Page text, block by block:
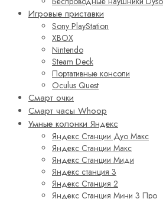
Игровые приставки
Sony PlayStation
XBOX
Nintendo
Steam Deck
Портативные консоли
Oculus Quest
Смарт очки
Смарт часы Whoop
Умные колонки Яндекс
Яндекс Станции Дуо Макс
Яндекс Станции Макс
Яндекс Станции Миди
Яндекс станция 3
Яндекс Станция 2
Яндекс Станция Мини 3 Про